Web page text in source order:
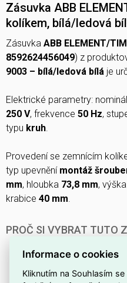
Zásuvka ABB
kolíkem, bílá/ledová
Zásuvka ABB ELEMENT/
8592624456049) z
9003 – bílá/ledová bílá je
Elektrické parametry:
250 V, frekvence 50 Hz,
typu kruh.
Provedení se zemnícím
typ upevnění montáž
mm, hloubka 73,8 mm, výška
krabice 40 mm.
PROČ SI VYBRAT TUTO
ostatními prvky stejného
Je vybavena
Informace o cookies
Kliknutím na Souhlasím